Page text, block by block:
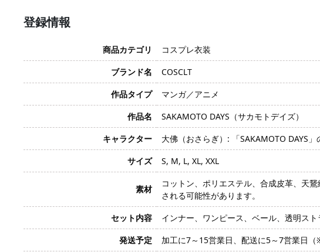
登録情報
商品カテゴリ
コスプレ衣装
ブランド名
COSCLT
作品タイプ
マンガ／アニメ
作品名
SAKAMOTO DAYS（サカモトデイズ）
キャラクター
大佛（おさらぎ）: 「SAKAMOTO DAYS
サイズ
S, M, L, XL, XXL
素材
コットン、ポリエステル、合成皮革、天
される可能性があります。
セット内容
インナー、ワンピース、ベール、透明ス
発送予定
加工に7～15営業日、配送に5～7営業日（